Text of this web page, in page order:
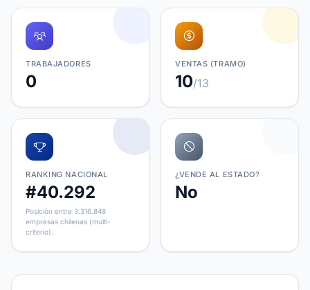
TRABAJADORES
0
VENTAS (TRAMO)
10/13
RANKING NACIONAL
#40.292
Posición entre 3.316.848
empresas chilenas (multi-
criterio).
¿VENDE AL ESTADO?
No